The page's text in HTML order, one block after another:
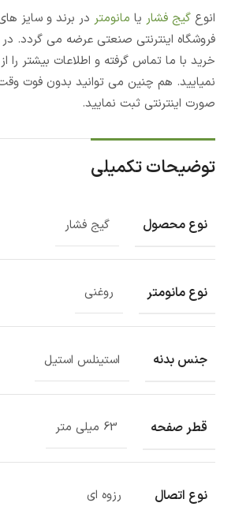
انوع گیج فشار یا مانومتر در برند و سایز
فروشگاه اینترنتی صنعتی عرضه می گردد.
خرید با ما تماس گرفته و اطلاعات بیشتر را
نمیایید. هم چنین می توانید بدون فوت
صورت اینترنتی ثبت نمایید.
توضیحات تکمیلی
نوع محصول گیج فشار
نوع مانومتر روغنی
جنس بدنه استینلس استیل
قطر صفحه 63 میلی متر
نوع اتصال رزوه ای